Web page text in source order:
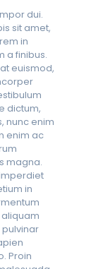
dui.
sit amet,
in
a finibus.
euismod,
dictum,
nunc enim
enim ac
magna.
in
Proin